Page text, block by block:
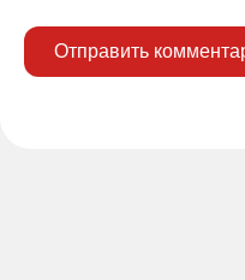
Отправить